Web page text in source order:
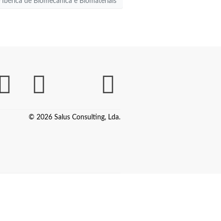
© 2026 Salus Consulting, Lda.